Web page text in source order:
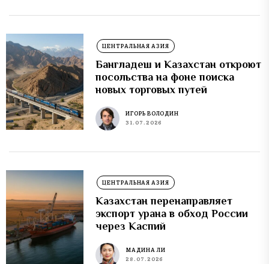
ЦЕНТРАЛЬНАЯ АЗИЯ
Бангладеш и Казахстан откроют
посольства на фоне поиска
новых торговых путей
ИГОРЬ ВОЛОДИН
31.07.2026
ЦЕНТРАЛЬНАЯ АЗИЯ
Казахстан перенаправляет
экспорт урана в обход России
через Каспий
МАДИНА ЛИ
28.07.2026